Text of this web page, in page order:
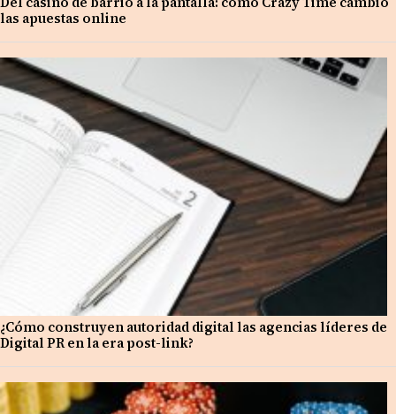
las apuestas online
¿Cómo construyen autoridad digital las agencias líderes de
Digital PR en la era post-link?